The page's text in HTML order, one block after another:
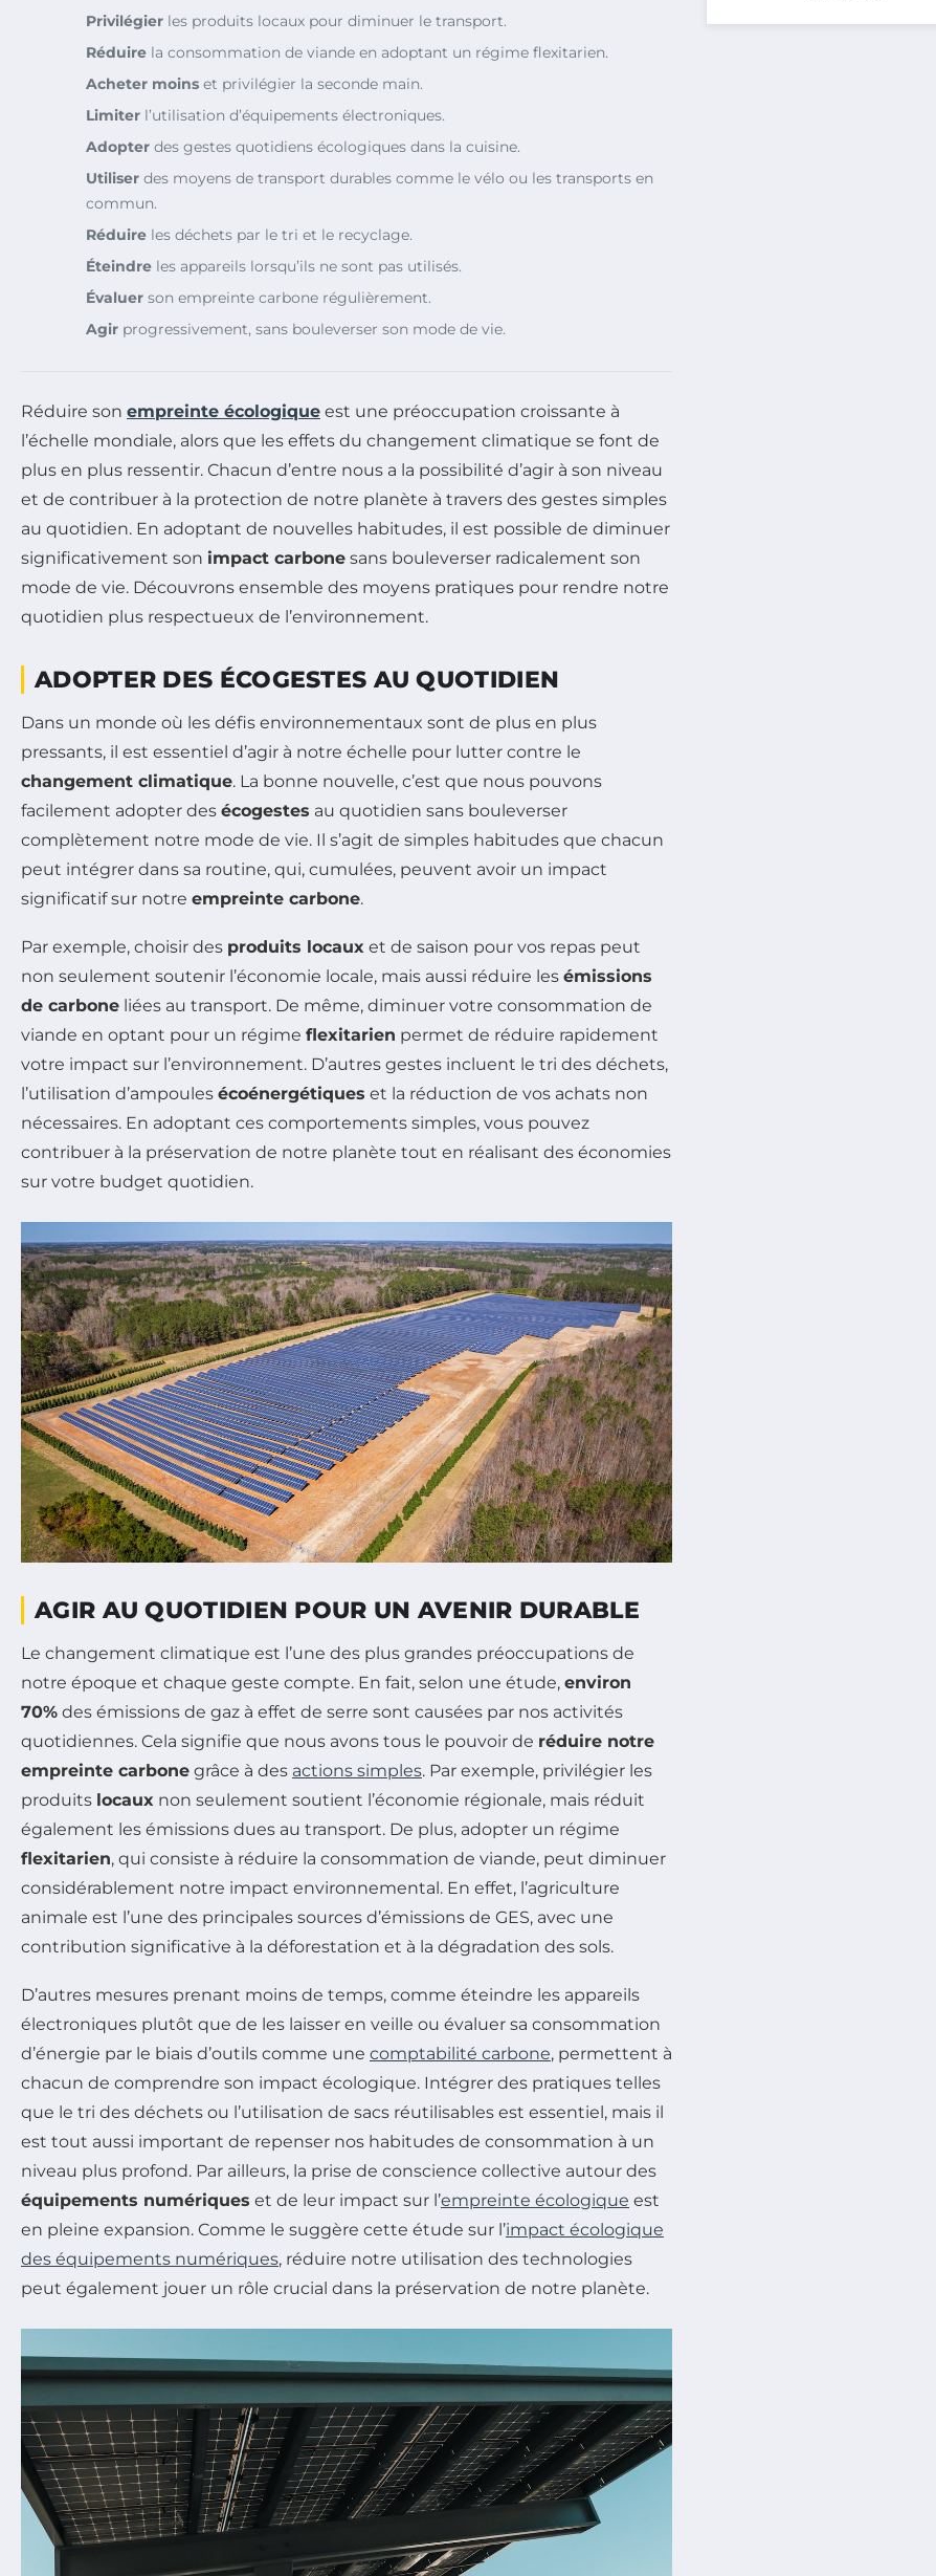
Privilégier les produits locaux pour diminuer le transport.
Réduire la consommation de viande en adoptant un régime flexitarien.
Acheter moins et privilégier la seconde main.
Limiter l’utilisation d’équipements électroniques.
Adopter des gestes quotidiens écologiques dans la cuisine.
Utiliser des moyens de transport durables comme le vélo ou les transports en
commun.
Réduire les déchets par le tri et le recyclage.
Éteindre les appareils lorsqu’ils ne sont pas utilisés.
Évaluer son empreinte carbone régulièrement.
Agir progressivement, sans bouleverser son mode de vie.
Réduire son empreinte écologique est une préoccupation croissante à
l’échelle mondiale, alors que les effets du changement climatique se font de
plus en plus ressentir. Chacun d’entre nous a la possibilité d’agir à son niveau
et de contribuer à la protection de notre planète à travers des gestes simples
au quotidien. En adoptant de nouvelles habitudes, il est possible de diminuer
significativement son impact carbone sans bouleverser radicalement son
mode de vie. Découvrons ensemble des moyens pratiques pour rendre notre
quotidien plus respectueux de l’environnement.
ADOPTER DES ÉCOGESTES AU QUOTIDIEN
Dans un monde où les défis environnementaux sont de plus en plus
pressants, il est essentiel d’agir à notre échelle pour lutter contre le
changement climatique. La bonne nouvelle, c’est que nous pouvons
facilement adopter des écogestes au quotidien sans bouleverser
complètement notre mode de vie. Il s’agit de simples habitudes que chacun
peut intégrer dans sa routine, qui, cumulées, peuvent avoir un impact
significatif sur notre empreinte carbone.
Par exemple, choisir des produits locaux et de saison pour vos repas peut
non seulement soutenir l’économie locale, mais aussi réduire les émissions
de carbone liées au transport. De même, diminuer votre consommation de
viande en optant pour un régime flexitarien permet de réduire rapidement
votre impact sur l’environnement. D’autres gestes incluent le tri des déchets,
l’utilisation d’ampoules écoénergétiques et la réduction de vos achats non
nécessaires. En adoptant ces comportements simples, vous pouvez
contribuer à la préservation de notre planète tout en réalisant des économies
sur votre budget quotidien.
AGIR AU QUOTIDIEN POUR UN AVENIR DURABLE
Le changement climatique est l’une des plus grandes préoccupations de
notre époque et chaque geste compte. En fait, selon une étude, environ
70% des émissions de gaz à effet de serre sont causées par nos activités
quotidiennes. Cela signifie que nous avons tous le pouvoir de réduire notre
empreinte carbone grâce à des actions simples. Par exemple, privilégier les
produits locaux non seulement soutient l’économie régionale, mais réduit
également les émissions dues au transport. De plus, adopter un régime
flexitarien, qui consiste à réduire la consommation de viande, peut diminuer
considérablement notre impact environnemental. En effet, l’agriculture
animale est l’une des principales sources d’émissions de GES, avec une
contribution significative à la déforestation et à la dégradation des sols.
D’autres mesures prenant moins de temps, comme éteindre les appareils
électroniques plutôt que de les laisser en veille ou évaluer sa consommation
d’énergie par le biais d’outils comme une comptabilité carbone, permettent à
chacun de comprendre son impact écologique. Intégrer des pratiques telles
que le tri des déchets ou l’utilisation de sacs réutilisables est essentiel, mais il
est tout aussi important de repenser nos habitudes de consommation à un
niveau plus profond. Par ailleurs, la prise de conscience collective autour des
équipements numériques et de leur impact sur l’empreinte écologique est
en pleine expansion. Comme le suggère cette étude sur l’impact écologique
des équipements numériques, réduire notre utilisation des technologies
peut également jouer un rôle crucial dans la préservation de notre planète.